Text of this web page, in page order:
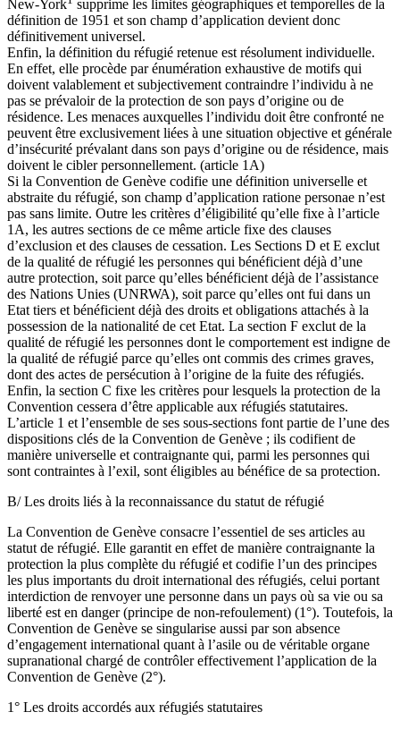
New-York
supprime les limites géographiques et temporelles de la
définition de 1951 et son champ d’application devient donc
définitivement universel.
Enfin, la définition du réfugié retenue est résolument individuelle.
En effet, elle procède par énumération exhaustive de motifs qui
doivent valablement et subjectivement contraindre l’individu à ne
pas se prévaloir de la protection de son pays d’origine ou de
résidence. Les menaces auxquelles l’individu doit être confronté ne
peuvent être exclusivement liées à une situation objective et générale
d’insécurité prévalant dans son pays d’origine ou de résidence, mais
doivent le cibler personnellement. (article 1A)
Si la Convention de Genève codifie une définition universelle et
abstraite du réfugié, son champ d’application ratione personae n’est
pas sans limite. Outre les critères d’éligibilité qu’elle fixe à l’article
1A, les autres sections de ce même article fixe des clauses
d’exclusion et des clauses de cessation. Les Sections D et E exclut
de la qualité de réfugié les personnes qui bénéficient déjà d’une
autre protection, soit parce qu’elles bénéficient déjà de l’assistance
des Nations Unies (UNRWA), soit parce qu’elles ont fui dans un
Etat tiers et bénéficient déjà des droits et obligations attachés à la
possession de la nationalité de cet Etat. La section F exclut de la
qualité de réfugié les personnes dont le comportement est indigne de
la qualité de réfugié parce qu’elles ont commis des crimes graves,
dont des actes de persécution à l’origine de la fuite des réfugiés.
Enfin, la section C fixe les critères pour lesquels la protection de la
Convention cessera d’être applicable aux réfugiés statutaires.
L’article 1 et l’ensemble de ses sous-sections font partie de l’une des
dispositions clés de la Convention de Genève ; ils codifient de
manière universelle et contraignante qui, parmi les personnes qui
sont contraintes à l’exil, sont éligibles au bénéfice de sa protection.
B/ Les droits liés à la reconnaissance du statut de réfugié
La Convention de Genève consacre l’essentiel de ses articles au
statut de réfugié. Elle garantit en effet de manière contraignante la
protection la plus complète du réfugié et codifie l’un des principes
les plus importants du droit international des réfugiés, celui portant
interdiction de renvoyer une personne dans un pays où sa vie ou sa
liberté est en danger (principe de non-refoulement) (1°). Toutefois, la
Convention de Genève se singularise aussi par son absence
d’engagement international quant à l’asile ou de véritable organe
supranational chargé de contrôler effectivement l’application de la
Convention de Genève (2°).
1° Les droits accordés aux réfugiés statutaires